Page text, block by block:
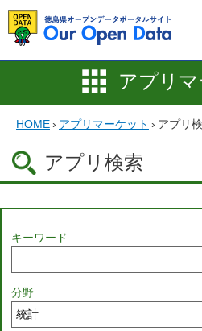
アプリ
HOME› アプリマーケット › アプリ
アプリ検索
キーワード
分野